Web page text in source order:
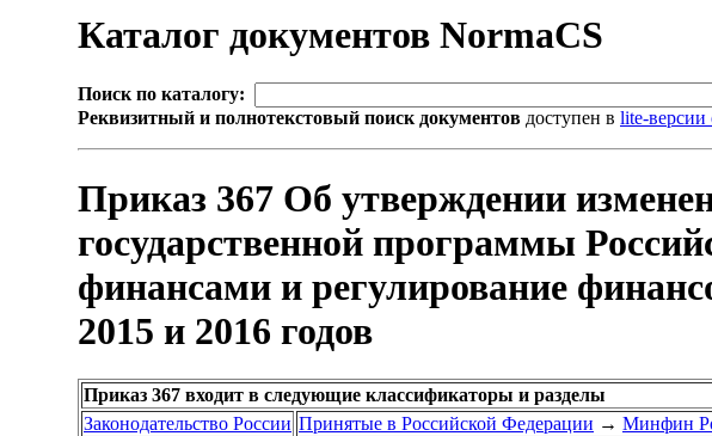
Каталог документов NormaCS
Поиск по каталогу:
Реквизитный и полнотекстовый поиск документов доступен в lite-версии
Приказ 367 Об утверждении
государственной программы
финансами и регулирование
2015 и 2016 годов
Приказ 367 входит в следующие классификаторы и разделы
Законодательство России Принятые в Российской Федерации → Минфин